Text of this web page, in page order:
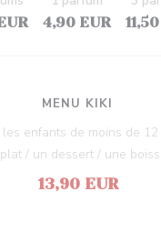
4,90 EUR
MENU KIKI
les enfants de moins de 12
/ un dessert / une
13,90 EUR